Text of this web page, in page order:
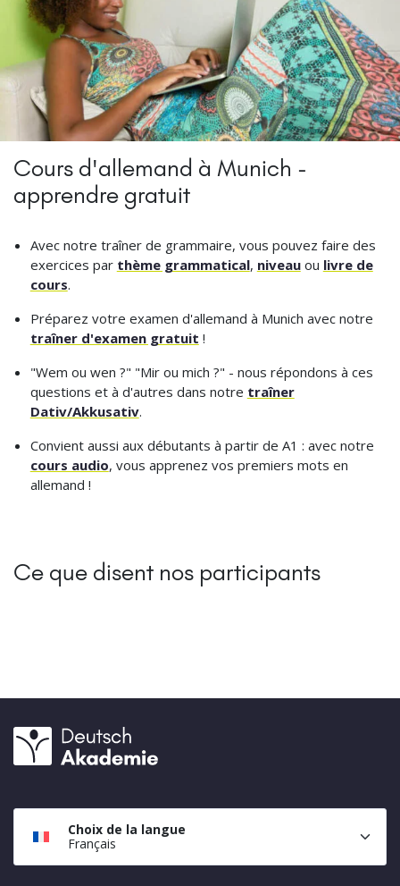
Cours d'allemand à Munich -
apprendre gratuit
Avec notre traîner de grammaire, vous pouvez faire des
exercices par thème grammatical, niveauou livre de
cours.
Préparez votre examen d'allemand à Munich avec notre
traîner d'examen gratuit !
"Wem ou wen ?" "Mir ou mich ?" - nous répondons à ces
questions et à d'autres dans notre traîner
Dativ/Akkusativ.
Convient aussi aux débutants à partir de A1 : avec notre
cours audio, vous apprenez vos premiers mots en
allemand !
Ce que disent nos participants
Choix de la langue
Français